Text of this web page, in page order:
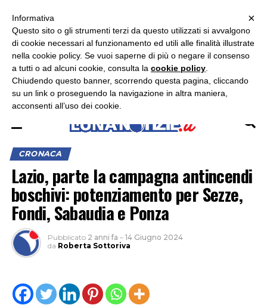
ASCOLTA RADIO LUNA
CRONACA
Lazio, parte la campagna antincendi
boschivi: potenziamento per Sezze,
Fondi, Sabaudia e Ponza
Pubblicato 2 anni fa – 14 Giugno 2024
da Roberta Sottoriva
×
Informativa
Questo sito o gli strumenti terzi da questo utilizzati si avvalgono
di cookie necessari al funzionamento ed utili alle finalità illustrate
nella cookie policy. Se vuoi saperne di più o negare il consenso
a tutti o ad alcuni cookie, consulta la cookie policy
Chiudendo questo banner, scorrendo questa pagina, cliccando
su un link o proseguendo la navigazione in altra maniera,
acconsenti all’uso dei cookie.